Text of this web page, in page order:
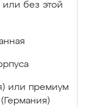
без этой
или премиум